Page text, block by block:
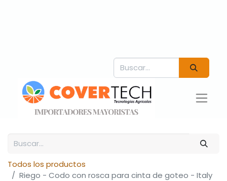
Todos los productos
Riego - Codo con rosca para cinta de goteo - Italy